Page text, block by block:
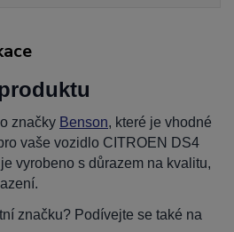
značky Benson, které je vhodné
vaše vozidlo CITROEN DS4
vyrobeno s důrazem na kvalitu,
značku? Podívejte se také na